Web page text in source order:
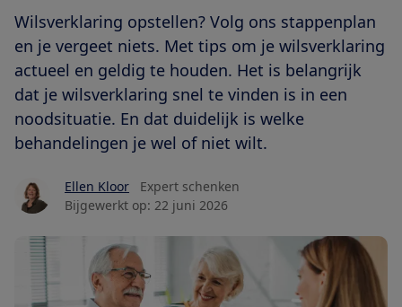
Wilsverklaring opstellen? Volg ons stappenplan
en je vergeet niets. Met tips om je wilsverklaring
actueel en geldig te houden. Het is belangrijk
dat je wilsverklaring snel te vinden is in een
noodsituatie. En dat duidelijk is welke
behandelingen je wel of niet wilt.
Ellen Kloor
Expert schenken
Bijgewerkt op: 22 juni 2026